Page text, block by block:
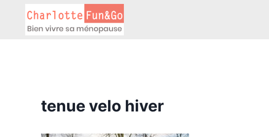
contenu
tenue velo hiver